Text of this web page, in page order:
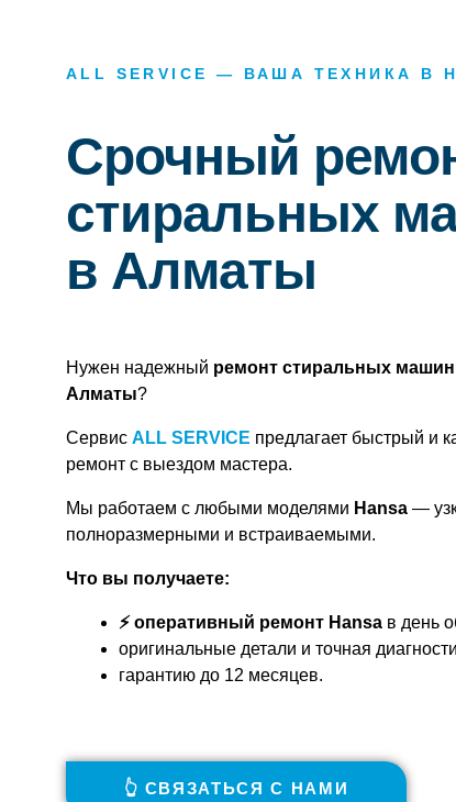
ALL SERVICE — ВАША ТЕХНИКА В
Срочный
стиральных
в Алматы
Нужен надежный ремонт стиральных машин
Алматы?
Сервис ALL SERVICE предлагает быстрый и
ремонт с выездом мастера.
Мы работаем с любыми моделями Hansa —
полноразмерными и встраиваемыми.
Что вы получаете:
⚡оперативный ремонт Hansa в день
оригинальные детали и точная
гарантию до 12 месяцев.
👆 СВЯЗАТЬСЯ С НАМИ